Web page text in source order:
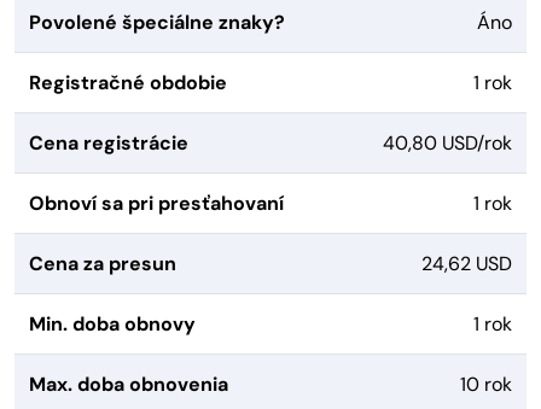
Povolené špeciálne znaky? Áno
Registračné obdobie 1 rok
Cena registrácie 40,80 USD/rok
Obnoví sa pri presťahovaní 1 rok
Cena za presun 24,62 USD
Min. doba obnovy 1 rok
Max. doba obnovenia 10 rok